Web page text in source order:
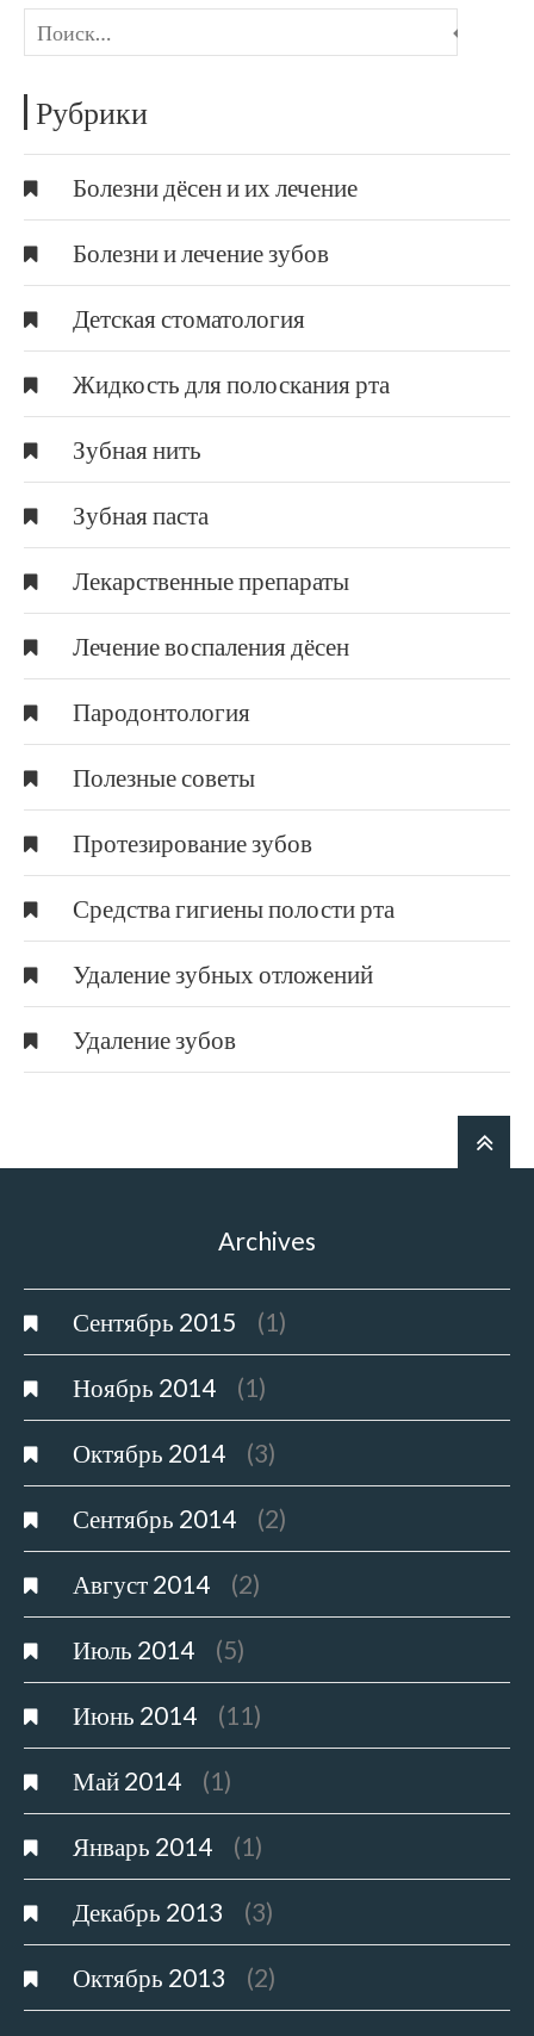
Рубрики
Болезни дёсен и их лечение
Болезни и лечение зубов
Детская стоматология
Жидкость для полоскания рта
Зубная нить
Зубная паста
Лекарственные препараты
Лечение воспаления дёсен
Пародонтология
Полезные советы
Протезирование зубов
Средства гигиены полости рта
Удаление зубных отложений
Удаление зубов
Archives
Сентябрь 2015 (1)
Ноябрь 2014 (1)
Октябрь 2014 (3)
Сентябрь 2014 (2)
Август 2014 (2)
Июль 2014 (5)
Июнь 2014 (11)
Май 2014 (1)
Январь 2014 (1)
Декабрь 2013 (3)
Октябрь 2013 (2)